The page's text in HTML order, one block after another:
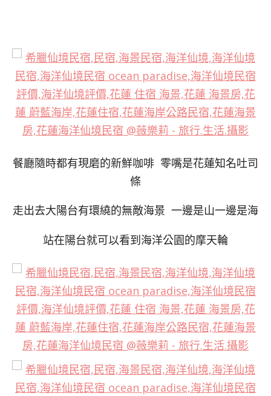
餐廳隨時都有現磨的新鮮咖啡 零嘴是花蓮知名吐司
條
走出去大陽台有環繞的無敵海景 一邊是山一邊是海
站在陽台就可以看到海洋公園的摩天輪